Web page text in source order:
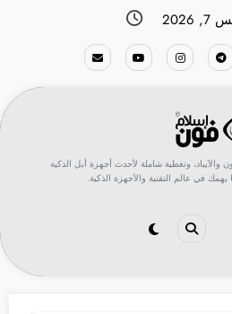
وتغطية شاملة لأحدث أجهزة أبل الذكية
يهمك في عالم التقنية والأجهزة الذكية.